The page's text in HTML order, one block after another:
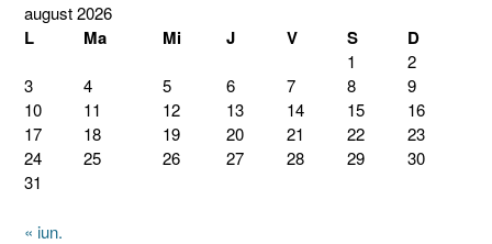
august 2026
L Ma Mi J V S D
1
2
3
4 5 6 7 8
9
10
11 12 13 14 15
16
17
18 19 20 21 22
23
24
25 26 27 28 29
30
31
« iun.